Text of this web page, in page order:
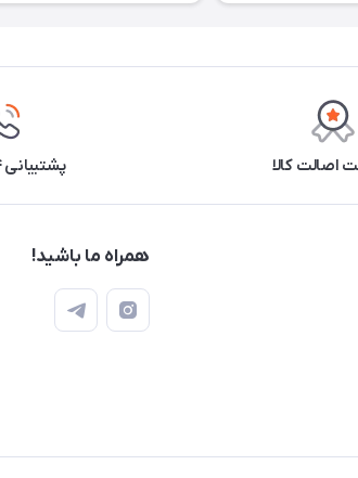
اصالت کالا پشتیبانی ۲۴ ساعته
همراه ما باشید!